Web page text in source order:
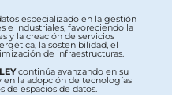
especializado en la gestión
e industriales, favoreciendo la
y la creación de servicios
la sostenibilidad, el
de infraestructuras.
continúa avanzando en su
la adopción de tecnologías
de espacios de datos.